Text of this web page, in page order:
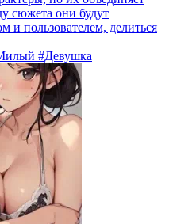
сюжета они будут
и пользователем, делиться
#Девушка